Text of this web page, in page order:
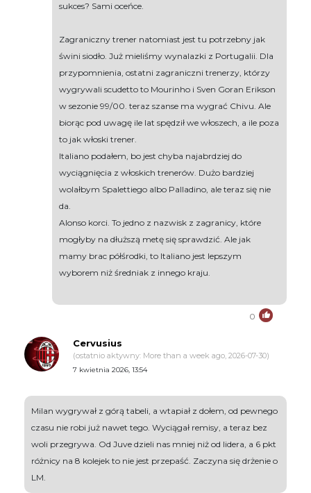
sukces? Sami oceńce.
Zagraniczny trener natomiast jest tu potrzebny jak
świni siodło. Już mieliśmy wynalazki z Portugalii. Dla
przypomnienia, ostatni zagraniczni trenerzy, którzy
wygrywali scudetto to Mourinho i Sven Goran Erikson
w sezonie 99/00. teraz szanse ma wygrać Chivu. Ale
biorąc pod uwagę ile lat spędził we włoszech, a ile poza
to jak włoski trener.
Italiano podałem, bo jest chyba najabrdziej do
wyciągnięcia z włoskich trenerów. Dużo bardziej
wolałbym Spalettiego albo Palladino, ale teraz się nie
da.
Alonso korci. To jedno z nazwisk z zagranicy, które
mogłyby na dłuższą metę się sprawdzić. Ale jak
mamy brac półśrodki, to Italiano jest lepszym
wyborem niż średniak z innego kraju.
0
Cervusius
(ostatnio aktywny: More than a week ago, 2026-07-30)
7 kwietnia 2026, 13:54
Milan wygrywał z górą tabeli, a wtapiał z dołem, od pewnego
czasu nie robi już nawet tego. Wyciągał remisy, a teraz bez
woli przegrywa. Od Juve dzieli nas mniej niż od lidera, a 6 pkt
różnicy na 8 kolejek to nie jest przepaść. Zaczyna się drżenie o
LM.